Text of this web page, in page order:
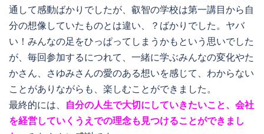
通して感動ばかりでしたが、叡智の学校は第一講目から自
分の想像していたものとは違い、？ばかりでした。ヤバ
い！みんなの足をひっぱってしまうかもという思いでした
が、毎回参加するにつれて、一緒に学ぶみんなの変化やた
かさん、さゆみさんの愛のある想いを感じて、わからない
ことがありながらも、楽しむことができました。
最終的には、
自分の人生で大切にしていきたいこと、会社
を経営していくうえでの理念も見つけることができまし